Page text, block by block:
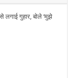
लगाई गुहार, बोले ‘मुझे